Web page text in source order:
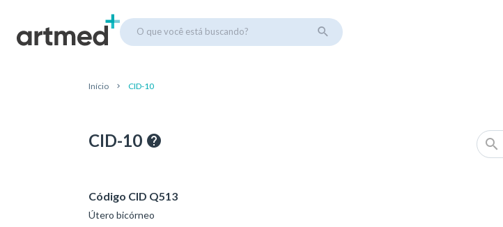
O que você está buscando?
Início CID-10
CID-10
Código CID Q513
Útero bicórneo